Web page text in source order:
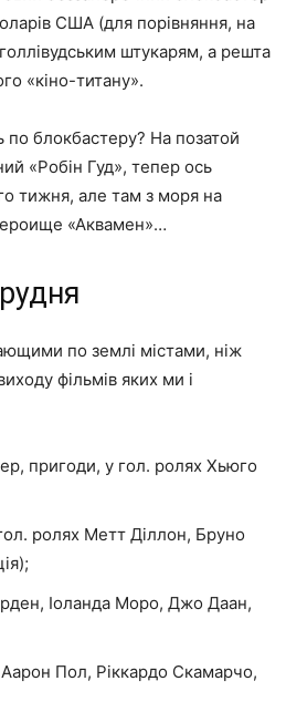
США (для порівняння, на
штукарям, а решта
«кіно-титану».
блокбастеру? На позатой
«Робін Гуд», тепер ось
тижня, але там з моря на
«Аквамен»…
по землі містами, ніж
фільмів яких ми і
пригоди, у гол. ролях Хьюго
ролях Метт Діллон, Бруно
Іоланда Моро, Джо Даан,
Аарон Пол, Ріккардо Скамарчо,